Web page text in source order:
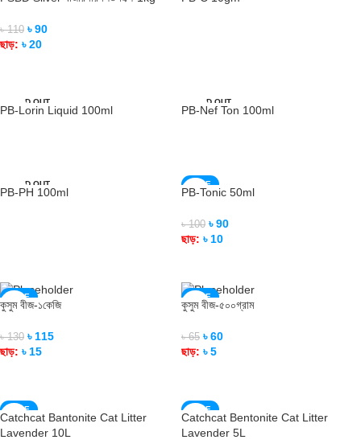
৳110 ৳90
ছাড়: ৳20
SOLD OUT
PB-Lorin Liquid 100ml
SOLD OUT
PB-Nef Ton 100ml
SOLD OUT
PB-PH 100ml
SALE
PB-Tonic 50ml
৳100 ৳90
ছাড়: ৳ 10
SALE
SOLD OUT
কুসুম বীজ-১কেজি
৳130 ৳115
ছাড়: ৳15
SALE
SOLD OUT
কুসুম বীজ-৫০০গ্রাম
৳65 ৳60
ছাড়: ৳5
SALE
SOLD OUT
Catchcat Bantonite Cat Litter
Lavender 10L
SALE
SOLD OUT
Catchcat Bentonite Cat Litter
Lavender 5L